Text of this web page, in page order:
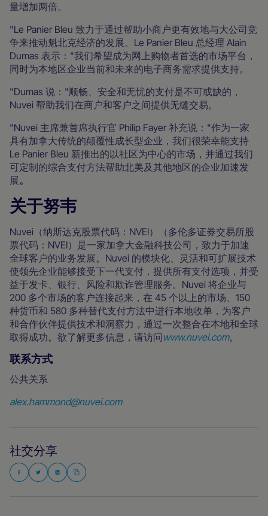
量增加两倍。
"Le Panier Bleu 致力于通过帮助小商户更有效地与大公司竞
争来推动魁北克经济的发展。Le Panier Bleu 总经理 Alain
Dumas 表示："我们希望成为网上购物者首选的市场平台，
同时为本地区企业当前和未来的电子商务需求提供支持。
"Dumas 说："顺畅、安全和无忧的支付是不可或缺的，
Nuvei 帮助我们在商户和客户之间提供无缝交易。
"Nuvei 主席兼首席执行官 Philip Fayer 补充说："作为一家
具有加拿大传统的颠覆性成长型企业，我们很荣幸能支持
Le Panier Bleu 新推出的以社区为中心的市场，并通过我们
可定制的综合支付方法帮助北美及其他地区的企业加速发
展。
关于努韦
Nuvei（纳斯达克股票代码：NVEI）（多伦多证券交易所股
票代码：NVEI）是一家加拿大金融科技公司，致力于加速
全球客户的业务发展。Nuvei 的模块化、灵活和可扩展技术
使领先企业能够接受下一代支付，提供所有支付选项，并受
益于发卡、银行、风险和欺诈管理服务。Nuvei 将企业与
200 多个市场的客户连接起来，在 45 个以上的市场、150
种货币和 580 多种替代支付方法中进行本地收单，为客户
和合作伙伴提供技术和洞察力，通过一次整合在本地和全球
取得成功。欲了解更多信息，请访问www.nuvei.com。
联系方式
公共关系
alex.hammond@nuvei.com
社交分享